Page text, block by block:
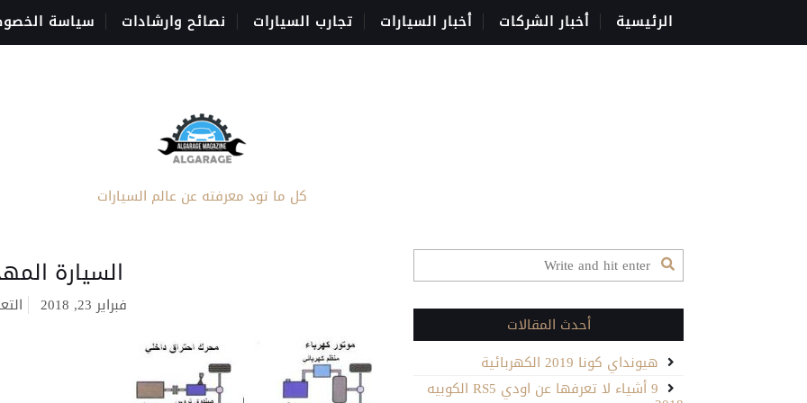
الرئيسية أخبار الشركات أخبار السيارات تجارب السيارات نصائح وارشادات سياسة
كل ما تود معرفته عن عالم السيارات
السيارة
فبراير 23, 2018
أحدث المقالات
هيونداي كونا 2019 الكهربائية
9 أشياء لا تعرفها عن اودي RS5 الكوبيه